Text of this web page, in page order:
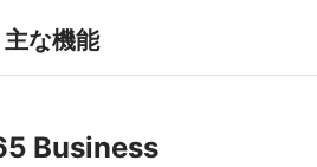
主な機能
Business